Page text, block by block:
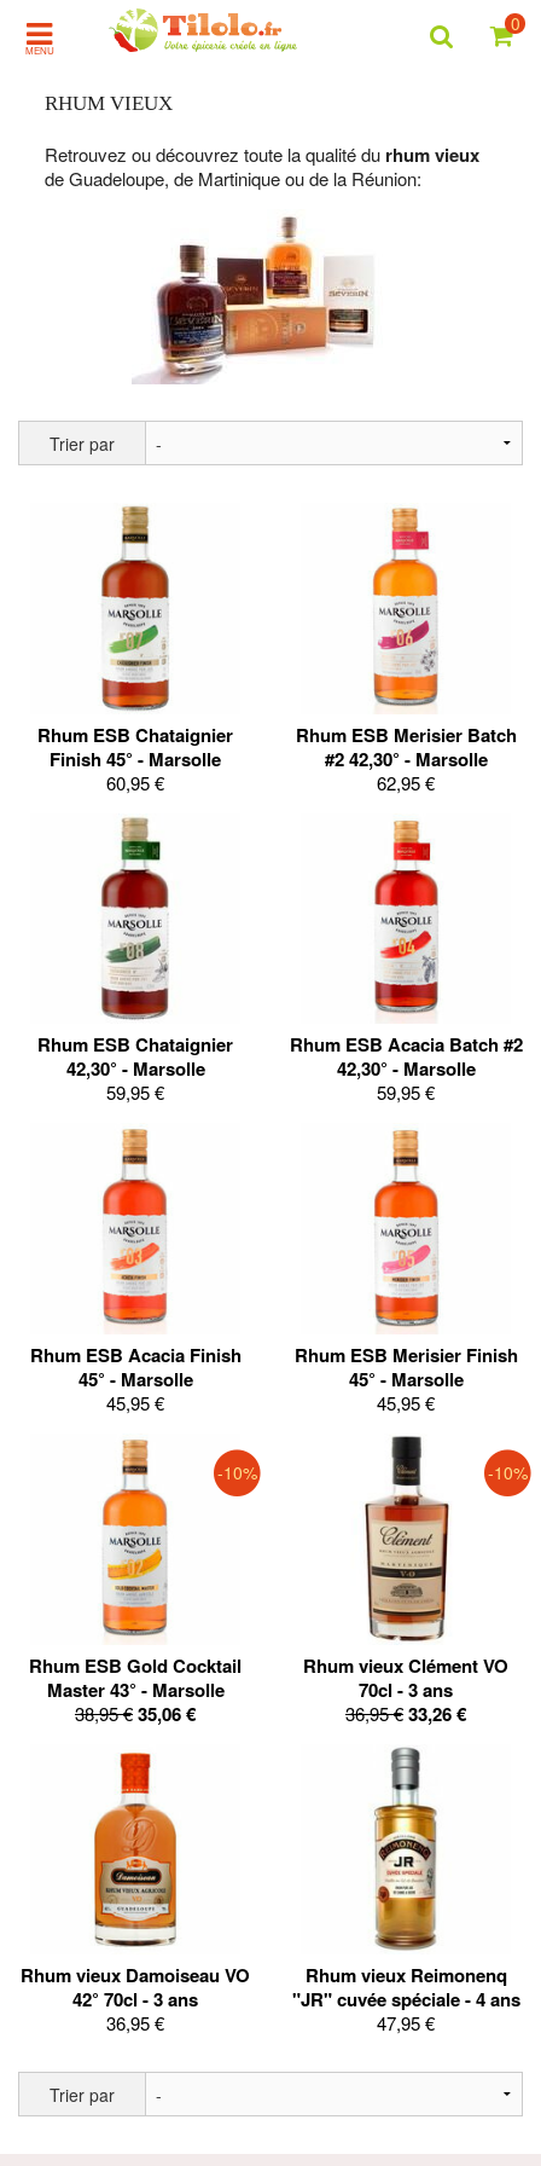
MENU
0
RHUM VIEUX
Retrouvez ou découvrez toute la qualité du rhum vieux
de Guadeloupe, de Martinique ou de la Réunion:
Trier par
Rhum ESB Chataignier
Finish 45° - Marsolle
60,95 €
Rhum ESB Merisier Batch
#2 42,30° - Marsolle
62,95 €
Rhum ESB Chataignier
42,30° - Marsolle
59,95 €
Rhum ESB Acacia Batch #2
42,30° - Marsolle
59,95 €
Rhum ESB Acacia Finish
45° - Marsolle
45,95 €
Rhum ESB Merisier Finish
45° - Marsolle
45,95 €
-10%
Rhum ESB Gold Cocktail
Master 43° - Marsolle
38,95 €35,06 €
-10%
Rhum vieux Clément VO
70cl - 3 ans
36,95 €33,26 €
Rhum vieux Damoiseau VO
42° 70cl - 3 ans
36,95 €
Rhum vieux Reimonenq
"JR" cuvée spéciale - 4 ans
47,95 €
Trier par